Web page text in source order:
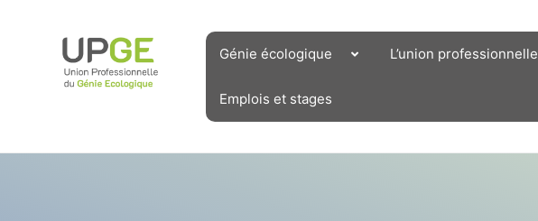
Génie écologique L’union professionnelle
Emplois et stages